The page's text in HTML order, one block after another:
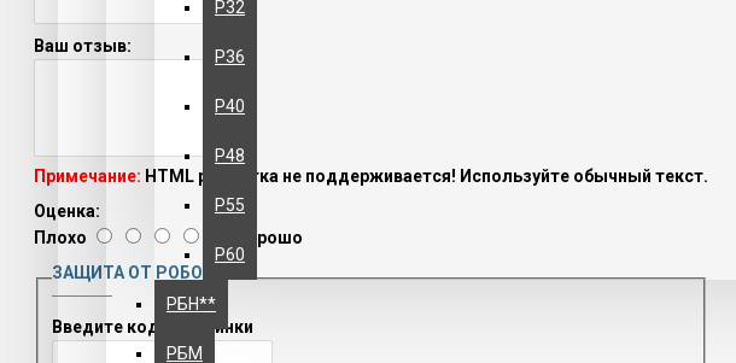
Р32
Р36
Р40
Р48
Р55
Р60
РБН**
РБМ
Ваш отзыв:
Примечание: HTML разметка не поддерживается! Используйте обычный текст.
Оценка:
Плохо
Хорошо
ЗАЩИТА ОТ РОБОТОВ
Введите код с картинки